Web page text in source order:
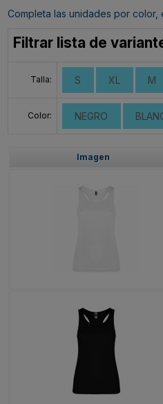
Completa las unidades por
Filtrar lista de
Talla: S XL M
Color: NEGRO
Imagen